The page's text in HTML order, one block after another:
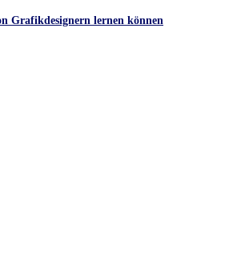
Grafikdesignern lernen können